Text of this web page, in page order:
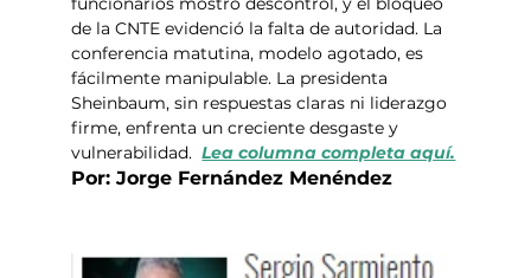
de la CNTE evidenció la falta de autoridad. La
conferencia matutina, modelo agotado, es
fácilmente manipulable. La presidenta
Sheinbaum, sin respuestas claras ni liderazgo
firme, enfrenta un creciente desgaste y
vulnerabilidad. Lea columna completa aquí.
Por: Jorge Fernández Menéndez